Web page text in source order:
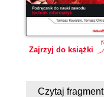
Zajrzyj do książki
Czytaj fragment